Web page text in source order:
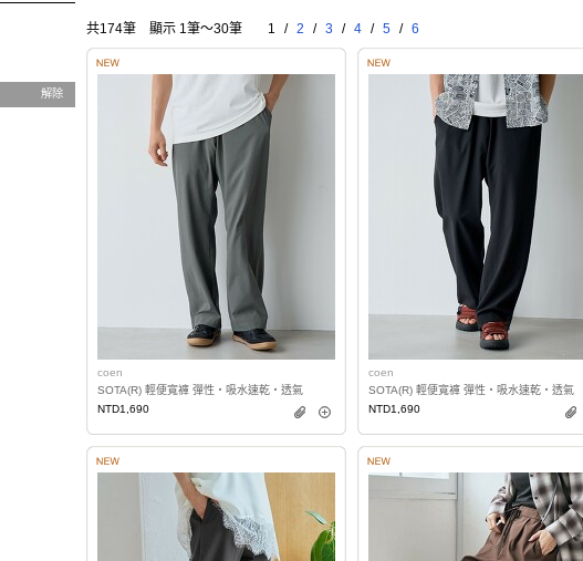
解除
共174筆 顯示 1筆〜30筆 1 / 2 / 3 / 4 / 5 / 6
coen
SOTA(R) 輕便寬褲 彈性・吸水速乾・透氣
NTD1,690
coen
SOTA(R) 輕便寬褲 彈性・吸水速乾・透氣
NTD1,690